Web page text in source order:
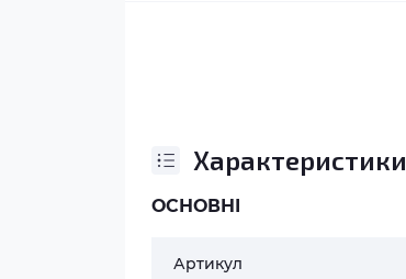
Характеристики
ОСНОВНІ
Артикул